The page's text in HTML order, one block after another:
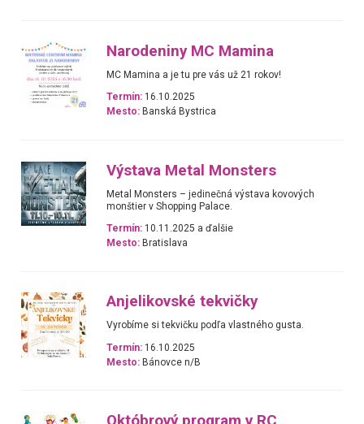
Narodeniny MC Mamina
MC Mamina a je tu pre vás už 21 rokov!
Termín: 16.10.2025
Mesto: Banská Bystrica
Výstava Metal Monsters
Metal Monsters – jedinečná výstava kovových
monštier v Shopping Palace.
Termín: 10.11.2025 a ďalšie
Mesto: Bratislava
Anjelikovské tekvičky
Vyrobíme si tekvičku podľa vlastného gusta.
Termín: 16.10.2025
Mesto: Bánovce n/B